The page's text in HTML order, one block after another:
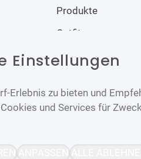
Produkte
Outfits
Bereitgestellt von
Einstellungen
Erlebnis zu bieten und
und Services für
ANPASSEN ALLE ABLEHNEN